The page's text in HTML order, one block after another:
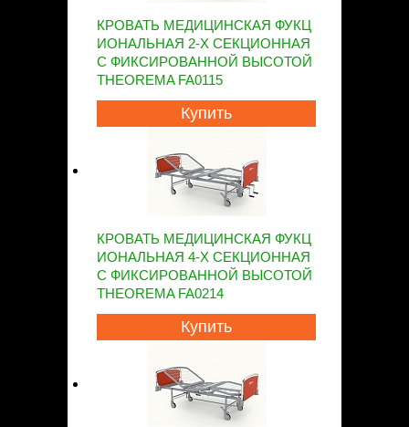
КРОВАТЬ МЕДИЦИНСКАЯ ФУКЦ
ИОНАЛЬНАЯ 2-Х СЕКЦИОННАЯ
С ФИКСИРОВАННОЙ ВЫСОТОЙ
THEOREMA FA0115
Купить
КРОВАТЬ МЕДИЦИНСКАЯ ФУКЦ
ИОНАЛЬНАЯ 4-Х СЕКЦИОННАЯ
С ФИКСИРОВАННОЙ ВЫСОТОЙ
THEOREMA FA0214
Купить